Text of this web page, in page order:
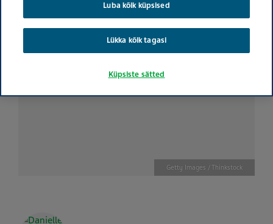
Getty Images / Thinkstock
Luba kõik küpsised
Lükka kõik tagasi
Küpsiste sätted